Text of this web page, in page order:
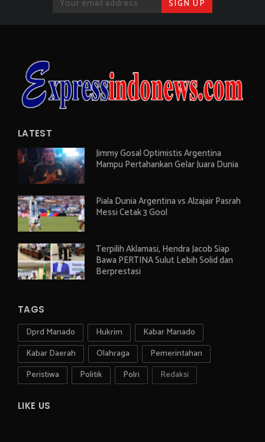
LATEST
Jimmy Gosal Optimistis Argentina
Mampu Pertahankan Gelar Juara Dunia
Piala Dunia Argentina vs Alzajair Pasrah
Messi Cetak 3 Gool
Terpilih Aklamasi, Hendra Jacob Siap
Bawa PERTINA Sulut Lebih Solid dan
Berprestasi
TAGS
Dprd Manado Hukrim
Kabar Manado
Kabar Daerah
Olahraga
Pemerintahan
Peristiwa
Politik Polri Redaksi
LIKE US